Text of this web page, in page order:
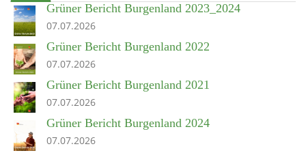
Grüner Bericht Burgenland 2023_2024
07.07.2026
Grüner Bericht Burgenland 2022
07.07.2026
Grüner Bericht Burgenland 2021
07.07.2026
Grüner Bericht Burgenland 2024
07.07.2026